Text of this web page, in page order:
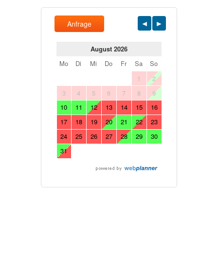
Anfrage
August 2026
Mo
Di Mi Do Fr Sa
So
1
2
3
4 5 6 7 8
9
10
11 12 13 14 15
16
17
18 19 20 21 22
23
24
25 26 27 28 29
30
31